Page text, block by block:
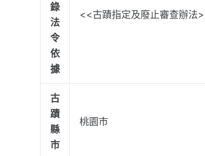
錄
法
令
依
據
<<古蹟指定及廢止審查辦法
古
蹟
縣
市
桃園市